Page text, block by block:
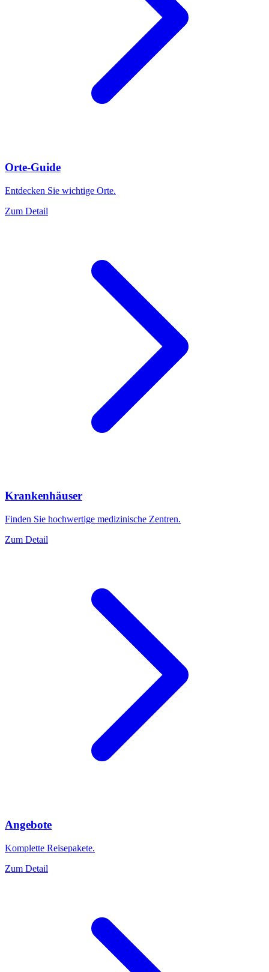
Orte-Guide
Entdecken Sie wichtige Orte.
Zum Detail
Krankenhäuser
Finden Sie hochwertige medizinische Zentren.
Zum Detail
Angebote
Komplette Reisepakete.
Zum Detail